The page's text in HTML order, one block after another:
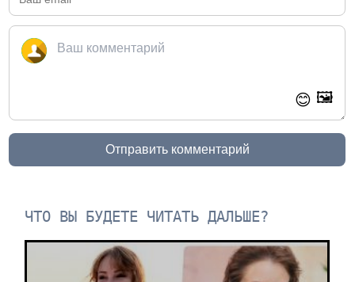
😊 🖼️
Отправить комментарий
ЧТО ВЫ БУДЕТЕ ЧИТАТЬ ДАЛЬШЕ?